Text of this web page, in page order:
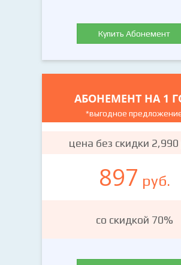
Купить Абонемент
АБОНЕМЕНТ НА 1
*выгодное
цена без скидки 2,990
897 руб.
со скидкой 70%